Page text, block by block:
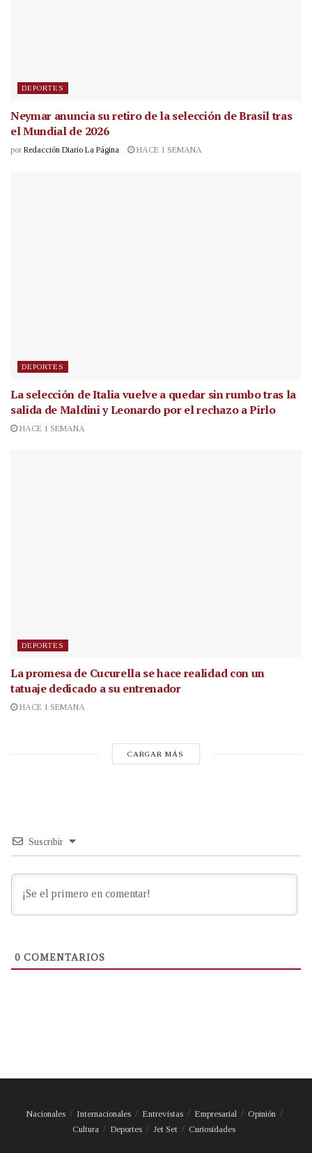
DEPORTES
Neymar anuncia su retiro de la selección de Brasil tras
el Mundial de 2026
por Redacción Diario La Página HACE 1 SEMANA
DEPORTES
La selección de Italia vuelve a quedar sin rumbo tras la
salida de Maldini y Leonardo por el rechazo a Pirlo
HACE 1 SEMANA
DEPORTES
La promesa de Cucurella se hace realidad con un
tatuaje dedicado a su entrenador
HACE 1 SEMANA
CARGAR MÁS
Suscribir
0 COMENTARIOS
Nacionales Internacionales Entrevistas Empresarial
Opinión
Cultura
Deportes Jet Set Curiosidades